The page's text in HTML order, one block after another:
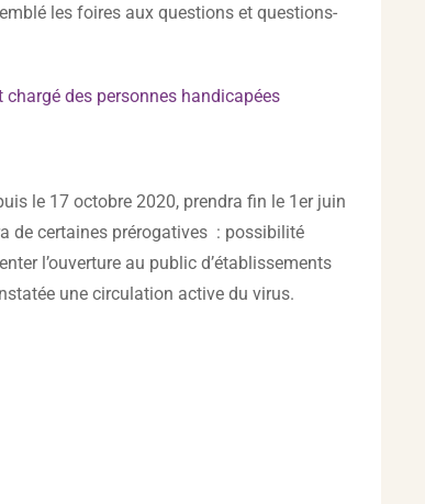
les foires aux questions et questions-
chargé des personnes handicapées
le 17 octobre 2020, prendra fin le 1er juin
de certaines prérogatives : possibilité
l’ouverture au public d’établissements
une circulation active du virus.